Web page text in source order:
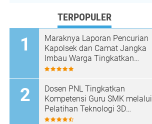
TERPOPULER
Maraknya Laporan Pencurian
Kapolsek dan Camat Jangka
Imbau Warga Tingkatkan
Kewaspadaan
Dosen PNL Tingkatkan
Kompetensi Guru SMK melalui
Pelatihan Teknologi 3D
Printing